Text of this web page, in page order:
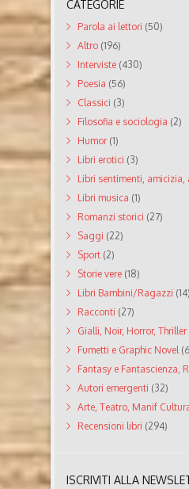
CATEGORIE
Parola ai lettori (50)
Altro (196)
Interviste (430)
Poesia (56)
Classici (3)
Filosofia e sociologia (2)
Humor(1)
Libri erotici (3)
Libri sentimenti, amicizia,
Libri musica (1)
Romanzi storici (27)
Saggi (22)
Sport (2)
Storie vere (18)
Libri Bambini/Ragazzi (14)
Racconti (27)
Gialli, Noir, Horror,
Fumetti e Graphic Novel
Fantasy e Fantascienza,
Autori emergenti (32)
Arte, Teatro, Manif
Recensioni libri (294)
ISCRIVITI ALLA